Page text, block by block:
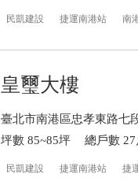
民凱建設 捷運南港站 南
皇璽大樓
臺北市南港區忠孝東路七
坪數 85~85坪
總戶數 27
民凱建設 捷運南港站 捷